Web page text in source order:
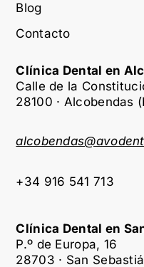
Blog
Contacto
Clínica Dental en
Calle de la
28100 · Alcobendas
+34 916 541 713
Clínica Dental en
P.º de Europa, 16
28703 · San